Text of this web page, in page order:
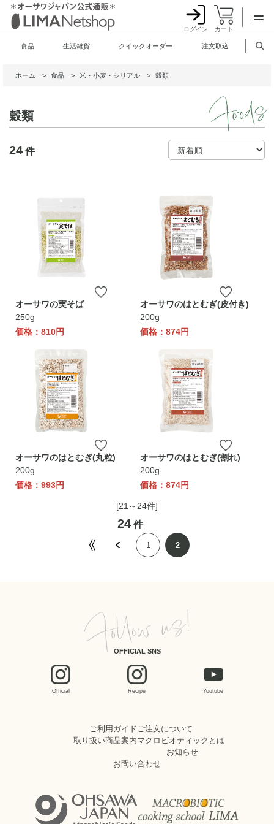
ログイン カート
食品 生活雑貨 クイックオーダー 注文取込
ホーム > 食品 > 米・小麦・シリアル > 穀類
穀類
24 件
オーサワの実そば
250g
価格：810円
オーサワのはとむぎ(皮付き)
200g
価格：874円
オーサワのはとむぎ(丸粒)
200g
価格：993円
オーサワのはとむぎ(割れ)
200g
価格：874円
[21～24件]
24件
1 2
OFFICIAL SNS
Official Recipe Youtube
ご利用ガイドご注文について
取り扱い商品案内マクロビオティックとは
お知らせ
お問い合わせ